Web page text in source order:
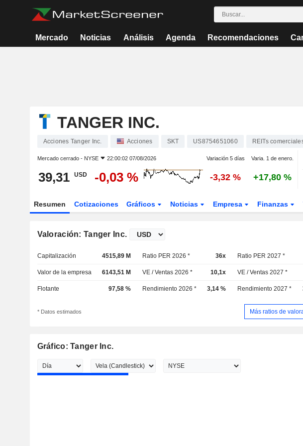
Mercado Noticias Análisis Agenda Recomendaciones
TANGER INC.
Acciones Tanger Inc. Acciones SKT US8754651060 REITs
Mercado cerrado - NYSE 22:00:02 07/08/2026 Variación 5 días Varia. 1 de enero.
39,31 USD -0,03 % -3,32 % +17,80 %
Resumen Cotizaciones Gráficos Noticias Empresa Finanzas
Valoración: Tanger Inc.
Capitalización 4515,89 M Ratio PER 2026 * 36x Ratio PER 2027 *
Valor de la empresa 6143,51 M VE / Ventas 2026 * 10,1x VE / Ventas 2027 *
Flotante 97,58 % Rendimiento 2026 * 3,14 % Rendimiento 2027 *
* Datos estimados Más ratios de
Gráfico: Tanger Inc.